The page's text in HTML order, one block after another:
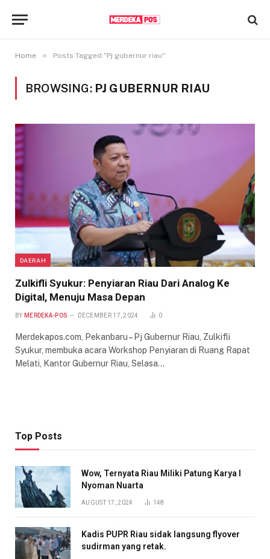
Home » Posts Tagged "Pj gubernur riau"
BROWSING: PJ GUBERNUR RIAU
DAERAH
Zulkifli Syukur: Penyiaran Riau Dari Analog Ke
Digital, Menuju Masa Depan
BY MERDEKA-POS DECEMBER 17, 2024 0
Merdekapos.com, Pekanbaru – Pj Gubernur Riau, Zulkifli
Syukur, membuka acara Workshop Penyiaran di Ruang Rapat
Melati, Kantor Gubernur Riau, Selasa…
Top Posts
Wow, Ternyata Riau Miliki Patung Karya I
Nyoman Nuarta
AUGUST 17, 2024 148
Kadis PUPR Riau sidak langsung flyover
sudirman yang retak.